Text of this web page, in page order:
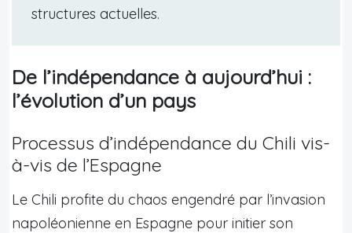
structures actuelles.
De l’indépendance à aujourd’hui :
l’évolution d’un pays
Processus d’indépendance du Chili vis-
à-vis de l’Espagne
Le Chili profite du chaos engendré par l’invasion
napoléonienne en Espagne pour initier son